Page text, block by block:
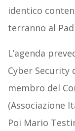
identico
terranno al
L’agenda
Cyber Security
membro del
(Associazione
Poi Mario